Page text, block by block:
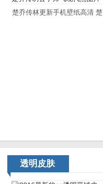
楚乔传林更新手机壁纸高清 楚
透明皮肤